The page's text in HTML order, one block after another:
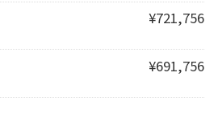
¥721,756
¥691,756